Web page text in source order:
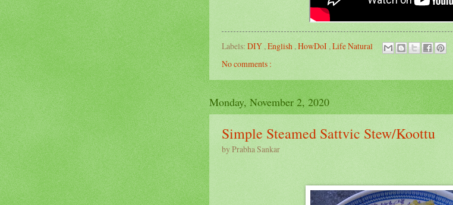
Labels: DIY ,English,HowDoI ,Life Natural
No comments :
Monday, November 2, 2020
Simple Steamed Sattvic Stew/Koottu
byPrabha Sankar